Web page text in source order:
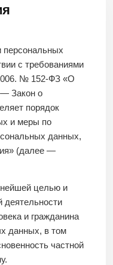
персональных
с требованиями
№ 152-ФЗ «О
Закон о
порядок
и меры по
данных,
(далее —
целью и
деятельности
и гражданина
данных, в том
частной